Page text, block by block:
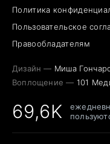
Политика
Пользовательское
Правообладателям
Дизайн — Миша
Воплощение — 101
69,6K